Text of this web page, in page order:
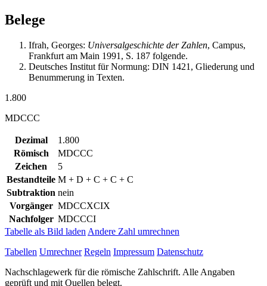
Belege
Ifrah, Georges: Universalgeschichte der Zahlen, Campus,
Frankfurt am Main 1991, S. 187 folgende.
Deutsches Institut für Normung: DIN 1421, Gliederung und
Benummerung in Texten.
1.800
MDCCC
Dezimal
1.800
Römisch
MDCCC
Zeichen
5
Bestandteile M + D + C + C + C
Subtraktion nein
Vorgänger MDCCXCIX
Nachfolger MDCCCI
Tabelle als Bild laden Andere Zahl umrechnen
Tabellen Umrechner Regeln Impressum Datenschutz
Nachschlagewerk für die römische Zahlschrift. Alle Angaben
geprüft und mit Quellen belegt.